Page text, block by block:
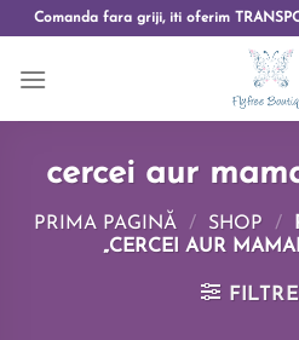
Comanda fara griji, iti oferim
cercei aur
PRIMA PAGINĂ / SHOP /
„CERCEI AUR